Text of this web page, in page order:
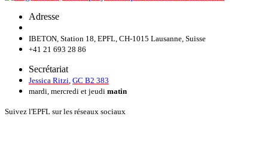
Adresse
IBETON, Station 18, EPFL, CH-1015 Lausanne, Suisse
+41 21 693 28 86
Secrétariat
Jessica Ritzi GC B2 383
mardi, mercredi et jeudi matin
Suivez l'EPFL sur les réseaux sociaux